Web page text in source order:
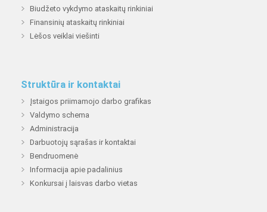
Biudžeto vykdymo ataskaitų rinkiniai
Finansinių ataskaitų rinkiniai
Lėšos veiklai viešinti
Struktūra ir kontaktai
Įstaigos priimamojo darbo grafikas
Valdymo schema
Administracija
Darbuotojų sąrašas ir kontaktai
Bendruomenė
Informacija apie padalinius
Konkursai į laisvas darbo vietas